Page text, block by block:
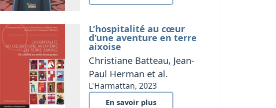
L’hospitalité au cœur
d’une aventure en terre
aixoise
Christiane Batteau, Jean-
Paul Herman et al.
L'Harmattan, 2023
En savoir plus